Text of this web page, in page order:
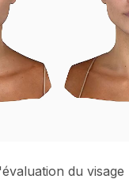
du visage